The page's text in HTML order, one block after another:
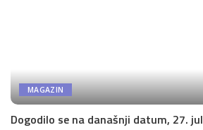
MAGAZIN
Dogodilo se na današnji datum, 27. jul